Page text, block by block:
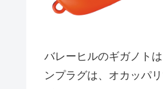
バレーヒルのギガノト
ンプラグは、オカッパ